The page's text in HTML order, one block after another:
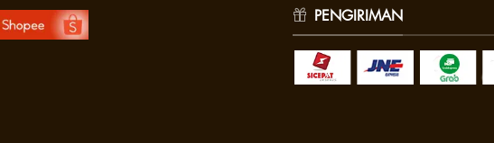
PENGIRIMAN